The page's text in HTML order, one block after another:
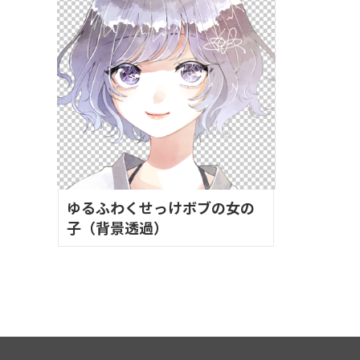
ゆるふわくせっけボブの女の
子（背景透過）